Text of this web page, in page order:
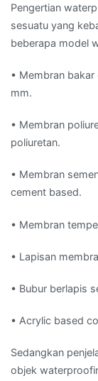
Pengertian
sesuatu yang
beberapa model
• Membran
mm.
• Membran
poliuretan.
• Membran
cement based.
• Membran
• Lapisan
• Bubur berlapis
• Acrylic based
Sedangkan
objek